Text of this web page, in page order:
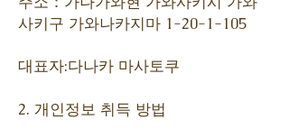
사키구 가와나카지마 1-20-1-105
대표자:다나카 마사토쿠
2. 개인정보 취득 방법